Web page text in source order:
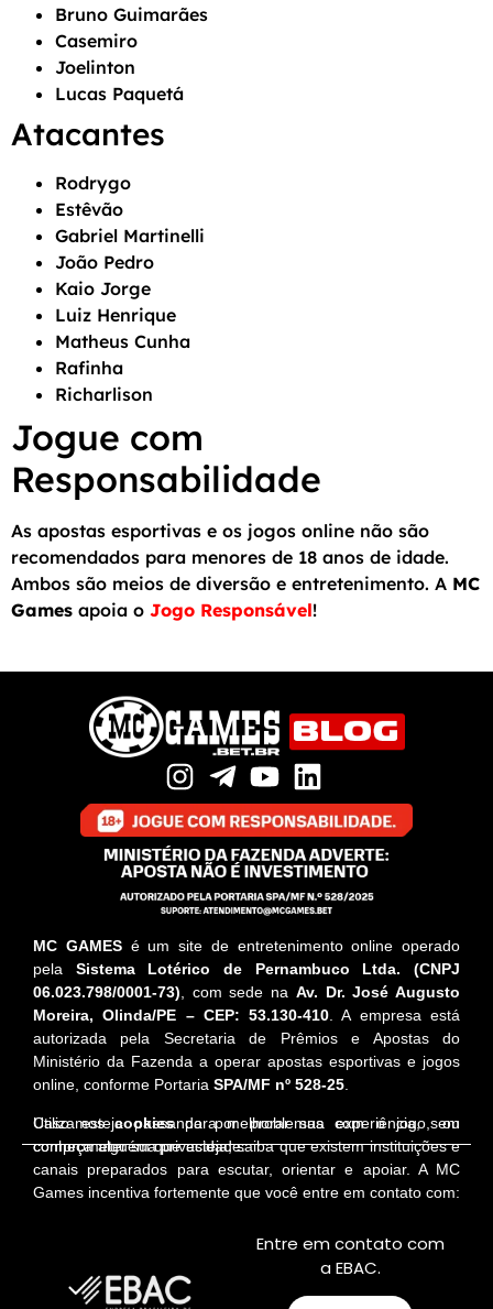
Bruno Guimarães
Casemiro
Joelinton
Lucas Paquetá
Atacantes
Rodrygo
Estêvão
Gabriel Martinelli
João Pedro
Kaio Jorge
Luiz Henrique
Matheus Cunha
Rafinha
Richarlison
Jogue com
Responsabilidade
As apostas esportivas e os jogos online não são
recomendados para menores de 18 anos de idade.
Ambos são meios de diversão e entretenimento. A MC
Games apoia o Jogo Responsável!
MC GAMESé um site de entretenimento online operado
pela Sistema Lotérico de Pernambuco Ltda. (CNPJ
06.023.798/0001-73) , com sede na Av. Dr. José Augusto
Moreira, Olinda/PE – CEP: 53.130-410 . A empresa está
autorizada pela Secretaria de Prêmios e Apostas do
Ministério da Fazenda a operar apostas esportivas e jogos
online, conforme Portaria SPA/MF nº 528-25
Utilizamoscookiespara melhorar sua experiência, sem
comprometer sua privacidade.
Caso esteja passando por problemas com o jogo, ou
conheça alguém que esteja, saiba que existem instituições e
canais preparados para escutar, orientar e apoiar. A MC
Games incentiva fortemente que você entre em contato com:
Entre em contato com
a EBAC.